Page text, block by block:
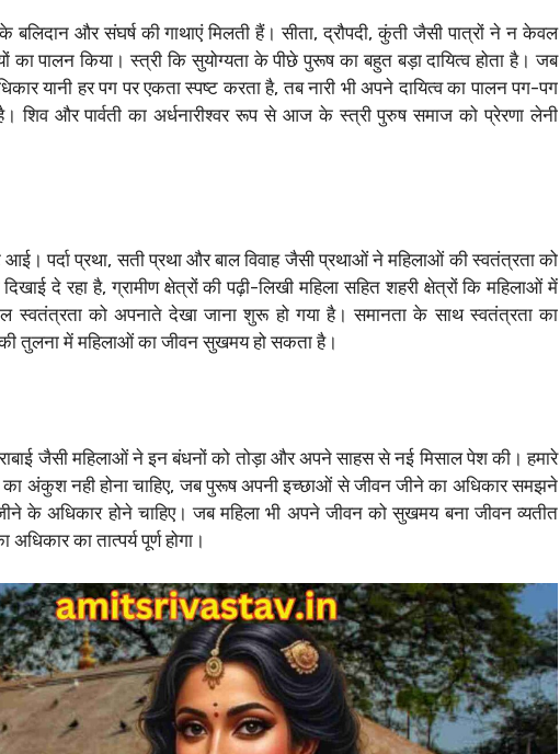
बलिदान और संघर्ष की गाथाएं मिलती हैं। सीता, द्रौपदी, कुंती जैसी पात्रों ने न केवल
का पालन किया। स्त्री कि सुयोग्यता के पीछे पुरूष का बहुत बड़ा दायित्व होता है। जब
यानी हर पग पर एकता स्पष्ट करता है, तब नारी भी अपने दायित्व का पालन पग-पग
शिव और पार्वती का अर्धनारीश्वर रूप से आज के स्त्री पुरुष समाज को प्रेरणा लेनी
पर्दा प्रथा, सती प्रथा और बाल विवाह जैसी प्रथाओं ने महिलाओं की स्वतंत्रता को
दे रहा है, ग्रामीण क्षेत्रों की पढ़ी-लिखी महिला सहित शहरी क्षेत्रों कि महिलाओं में
स्वतंत्रता को अपनाते देखा जाना शुरू हो गया है। समानता के साथ स्वतंत्रता का
की तुलना में महिलाओं का जीवन सुखमय हो सकता है।
जैसी महिलाओं ने इन बंधनों को तोड़ा और अपने साहस से नई मिसाल पेश की। हमारे
अंकुश नही होना चाहिए, जब पुरूष अपनी इच्छाओं से जीवन जीने का अधिकार समझने
के अधिकार होने चाहिए। जब महिला भी अपने जीवन को सुखमय बना जीवन व्यतीत
का तात्पर्य पूर्ण होगा।